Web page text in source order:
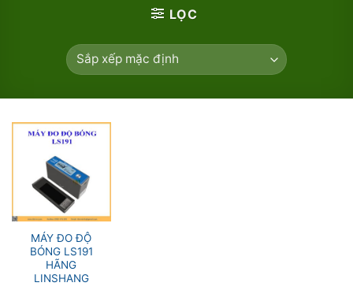
LỌC
MÁY ĐO ĐỘ
BÓNG LS191
HÃNG
LINSHANG